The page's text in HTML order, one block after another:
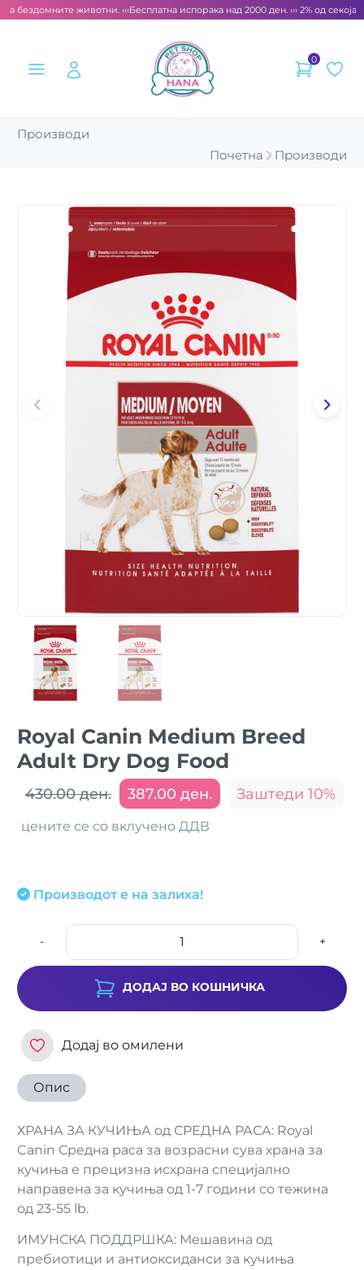
бездомните животни. ‹‹‹ Бесплатна испорака над 2000 ден. ››› 2% од секоја
0
Производи
Почетна
Производи
Royal Canin Medium Breed
Adult Dry Dog Food
430.00 ден. 387.00 ден. Заштеди 10%
цените се со вклучено ДДВ
Производот е на залиха!
- +
ДОДАЈ ВО КОШНИЧКА
Додај во омилени
Опис
ХРАНА ЗА КУЧИЊА од СРЕДНА РАСА: Royal
Canin Средна раса за возрасни сува храна за
кучиња е прецизна исхрана специјално
направена за кучиња од 1-7 години со тежина
од 23-55 lb.
ИМУНСКА ПОДДРШКА: Мешавина од
пребиотици и антиоксиданси за кучиња